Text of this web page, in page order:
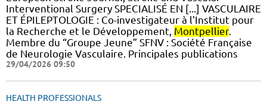
Interventional Surgery SPECIALISÉ EN [...] VASCULAIRE
ET ÉPILEPTOLOGIE : Co-investigateur à l'Institut pour
la Recherche et le Développement, Montpellier.
Membre du “Groupe Jeune” SFNV : Société Française
de Neurologie Vasculaire. Principales publications
29/04/2026 09:50
HEALTH PROFESSIONALS